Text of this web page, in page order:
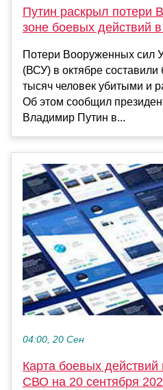
Путин раскрыл потери
зоне боевых действий
Потери Вооруженных сил
(ВСУ) в октябре составили
тысяч человек убитыми и
Об этом сообщил
Владимир Путин в...
04:00, 20 Сен
Карта боевых действий
СВО на 20 сентября